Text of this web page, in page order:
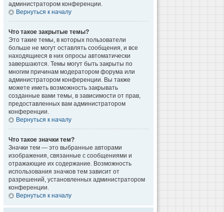
администратором конференции.
Вернуться к началу
Что такое закрытые темы?
Это такие темы, в которых пользователи
больше не могут оставлять сообщения, и все
находящиеся в них опросы автоматически
завершаются. Темы могут быть закрыты по
многим причинам модератором форума или
администратором конференции. Вы также
можете иметь возможность закрывать
созданные вами темы, в зависимости от прав,
предоставленных вам администратором
конференции.
Вернуться к началу
Что такое значки тем?
Значки тем — это выбранные авторами
изображения, связанные с сообщениями и
отражающие их содержание. Возможность
использования значков тем зависит от
разрешений, установленных администратором
конференции.
Вернуться к началу